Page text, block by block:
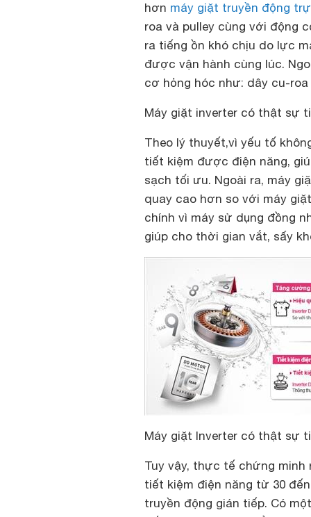
hơn máy giặt truyền động
roa và pulley cùng với động
ra tiếng ồn khó chịu do lực
được vận hành cùng lúc.
cơ hỏng hóc như: dây cu-
Máy giặt inverter có thật sự
Theo lý thuyết,vì yếu tố
tiết kiệm được điện năng,
sạch tối ưu. Ngoài ra, máy
quay cao hơn so với máy
chính vì máy sử dụng đồng
giúp cho thời gian vắt, sấy
Máy giặt Inverter có thật sự
Tuy vậy, thực tế chứng
tiết kiệm điện năng từ 30
truyền động gián tiếp. Có